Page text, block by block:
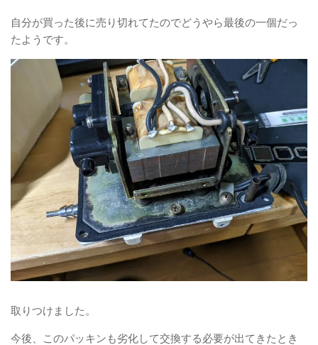
自分が買った後に売り切れてたのでどうやら最後の一個だっ
たようです。
取りつけました。
今後、このパッキンも劣化して交換する必要が出てきたとき